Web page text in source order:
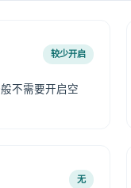
较少开启
不需要开启空
无